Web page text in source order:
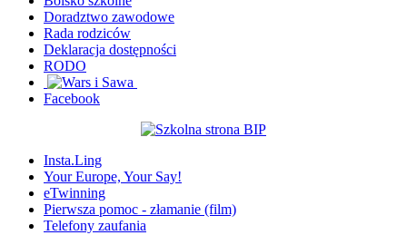
Doradztwo zawodowe
Rada rodziców
Deklaracja dostępności
RODO
Facebook
Insta.Ling
Your Europe, Your Say!
eTwinning
Pierwsza pomoc - złamanie (film)
Telefony zaufania